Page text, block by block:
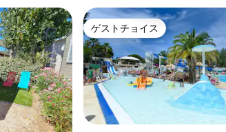
ゲストチョイス
ゲストチョイス